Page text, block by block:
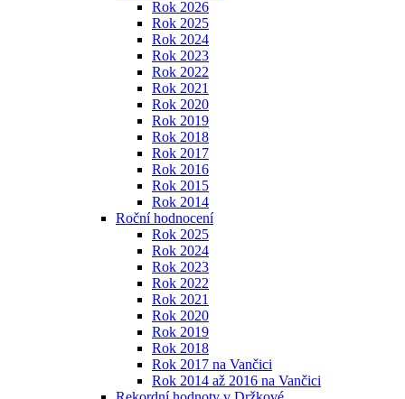
Rok 2026
Rok 2025
Rok 2024
Rok 2023
Rok 2022
Rok 2021
Rok 2020
Rok 2019
Rok 2018
Rok 2017
Rok 2016
Rok 2015
Rok 2014
Roční hodnocení
Rok 2025
Rok 2024
Rok 2023
Rok 2022
Rok 2021
Rok 2020
Rok 2019
Rok 2018
Rok 2017 na Vančici
Rok 2014 až 2016 na Vančici